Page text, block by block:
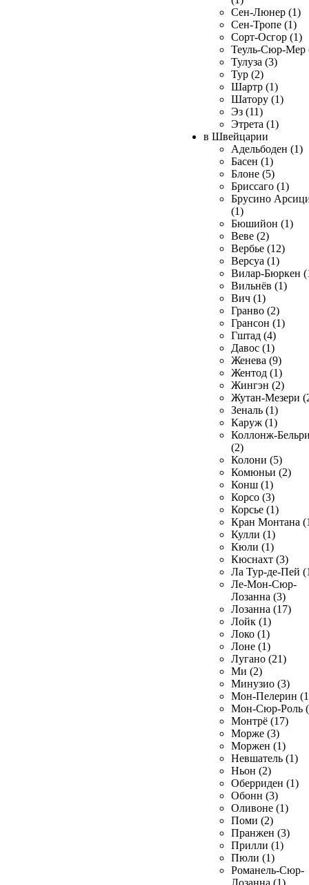
Сен-Люнер (1)
Сен-Тропе (1)
Сорт-Осгор (1)
Теуль-Сюр-Мер
Тулуза (3)
Тур (2)
Шартр (1)
Шатору (1)
Эз (11)
Этрета (1)
в Швейцарии
Адельбоден (1)
Басен (1)
Блоне (5)
Бриссаго (1)
Брусино
(1)
Бюшийон (1)
Веве (2)
Вербье (12)
Версуа (1)
Вилар-Бюркен
Вильнёв (1)
Вич (1)
Гранво (2)
Грансон (1)
Гштад (4)
Давос (1)
Женева (9)
Жентод (1)
Жингэн (2)
Жутан-Мезери
Зеналь (1)
Каруж (1)
Коллонж-
(2)
Колони (5)
Комюньи (2)
Конш (1)
Корсо (3)
Корсье (1)
Кран Монтана
Кулли (1)
Кюли (1)
Кюснахт (3)
Ла Тур-де-Пей
Ле-Мон-Сюр-
Лозанна (3)
Лозанна (17)
Лойк (1)
Локо (1)
Лоне (1)
Лугано (21)
Ми (2)
Минузио (3)
Мон-Пелерин
Мон-Сюр-Роль
Монтрё (17)
Морже (3)
Моржен (1)
Невшатель (1)
Ньон (2)
Оберриден (1)
Обонн (3)
Оливоне (1)
Поми (2)
Пранжен (3)
Прилли (1)
Пюли (1)
Романель-Сюр-
Лозанна (1)